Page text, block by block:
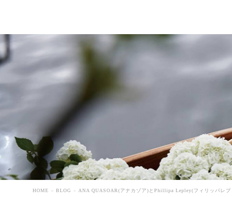
HOME BLOG ANA QUASOAR(アナカゾア)とPhillipa Lepley(フィリッパレプ